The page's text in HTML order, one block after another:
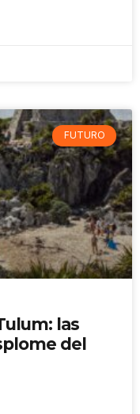
FUTURO
las
del